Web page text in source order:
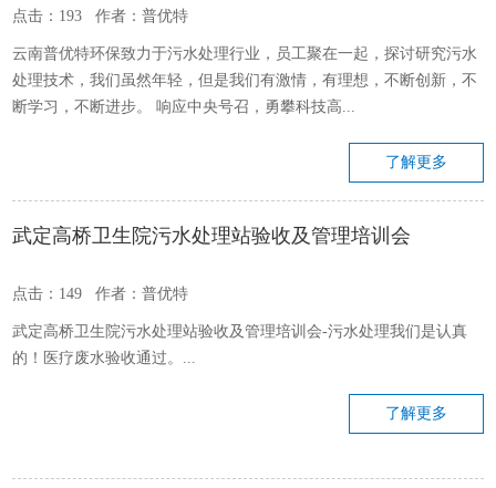
点击：193 作者：普优特
云南普优特环保致力于污水处理行业，员工聚在一起，探讨研究污水
处理技术，我们虽然年轻，但是我们有激情，有理想，不断创新，不
断学习，不断进步。 响应中央号召，勇攀科技高...
了解更多
武定高桥卫生院污水处理站验收及管理培训会
点击：149 作者：普优特
武定高桥卫生院污水处理站验收及管理培训会-污水处理我们是认真
的！医疗废水验收通过。...
了解更多